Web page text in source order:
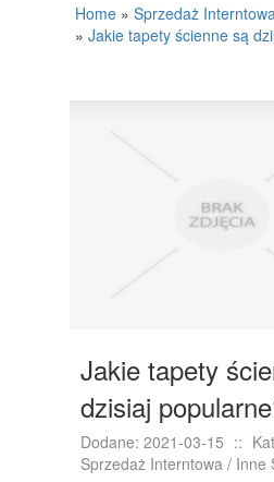
MATERIAŁY
KURSY I
KSIĄŻKI,
Home » Sprzedaż
» Jakie tapety ścienne są
Jakie tapety
dzisiaj
Dodane: 2021-03-15 ::
Sprzedaż Interntowa / Inne